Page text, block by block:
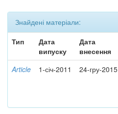
Знайдені матеріали:
Тип
Дата
випуску
Дата
внесення
Article 1-січ-2011 24-гру-2015